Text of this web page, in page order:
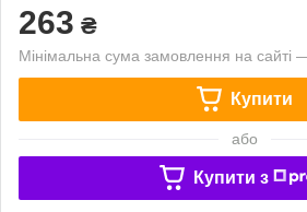
263 ₴
Мінімальна сума замовлення на сайті
Купити
або
Купити з